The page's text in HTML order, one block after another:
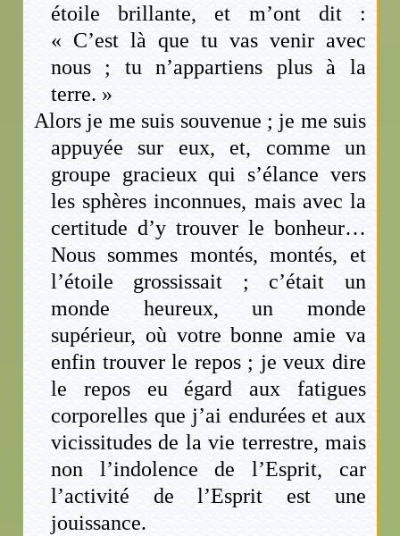
étoile brillante, et m’ont dit :
« C’est là que tu vas venir avec
nous ; tu n’appartiens plus à la
terre. »
Alors je me suis souvenue ; je me suis
appuyée sur eux, et, comme un
groupe gracieux qui s’élance vers
les sphères inconnues, mais avec la
certitude d’y trouver le bonheur…
Nous sommes montés, montés, et
l’étoile grossissait ; c’était un
monde heureux, un monde
supérieur, où votre bonne amie va
enfin trouver le repos ; je veux dire
le repos eu égard aux fatigues
corporelles que j’ai endurées et aux
vicissitudes de la vie terrestre, mais
non l’indolence de l’Esprit, car
l’activité de l’Esprit est une
jouissance.